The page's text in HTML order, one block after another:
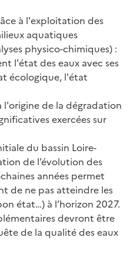
à l'exploitation des
aquatiques
physico-chimiques) :
l'état des eaux avec ses
écologique, l'état
de la dégradation
exercées sur
du bassin Loire-
de l’évolution des
années permet
de ne pas atteindre les
état…) à l’horizon 2027.
devront être
de la qualité des eaux